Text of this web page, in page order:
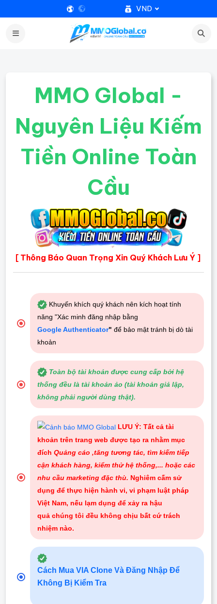
VND
MMO Global -
Nguyên Liệu Kiếm
Tiền Online Toàn
Cầu
[ Thông Báo Quan Trọng Xin Quý Khách Lưu Ý ]
Khuyến khích quý khách nên kích hoạt tính
năng "Xác minh đăng nhập bằng
Google Authenticator" để bảo mật tránh bị dò tài
khoản
Toàn bộ tài khoản được cung cấp bởi hệ
thống đều là tài khoản ảo (tài khoản giả lập,
không phải người dùng thật).
LƯU Ý: Tất cả tài
khoản trên trang web được tạo ra nhằm mục
đích Quảng cáo ,tăng tương tác, tìm kiếm tiếp
cận khách hàng, kiểm thử hệ thống,... hoặc các
nhu cầu marketing đặc thù. Nghiêm cấm sử
dụng để thực hiện hành vi, vi phạm luật pháp
Việt Nam, nếu lạm dụng để xảy ra hậu
quả chúng tôi đều không chịu bất cứ trách
nhiệm nào.
Cách Mua VIA Clone Và Đăng Nhập Để
Không Bị Kiểm Tra